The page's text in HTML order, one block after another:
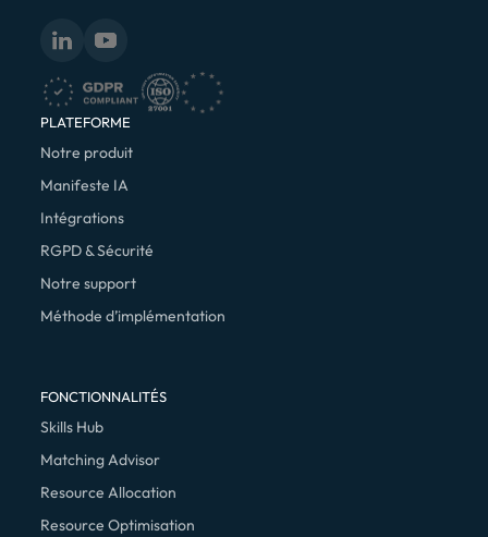
PLATEFORME
Notre produit
Manifeste IA
Intégrations
RGPD & Sécurité
Notre support
Méthode d’implémentation
FONCTIONNALITÉS
Skills Hub
Matching Advisor
Resource Allocation
Resource Optimisation